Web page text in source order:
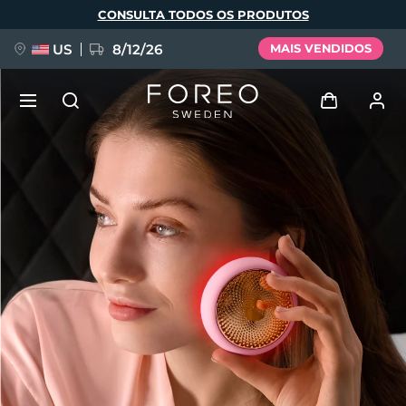
principal
CONSULTA TODOS OS PRODUTOS
US 8/12/26 MAIS VENDIDOS
Entrar
Perfil de usuário
Meus aparelhos
Meus pedidos
Meus endereços
As minhas subscrições
NOVIDADE
FAQ™ Pure Beauty-Tech Elixir
BREAKING NEWS
issa™ Teeth Whitening Set
Idioma
Deutsch
Español
Français
Italiano
Português
Polski
Svenska
Русский
Türkçe
简体中文 繁體中文